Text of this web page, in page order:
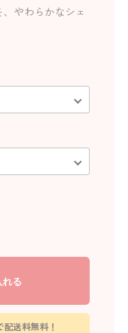
やわらかなシェ
れる
送料無料！